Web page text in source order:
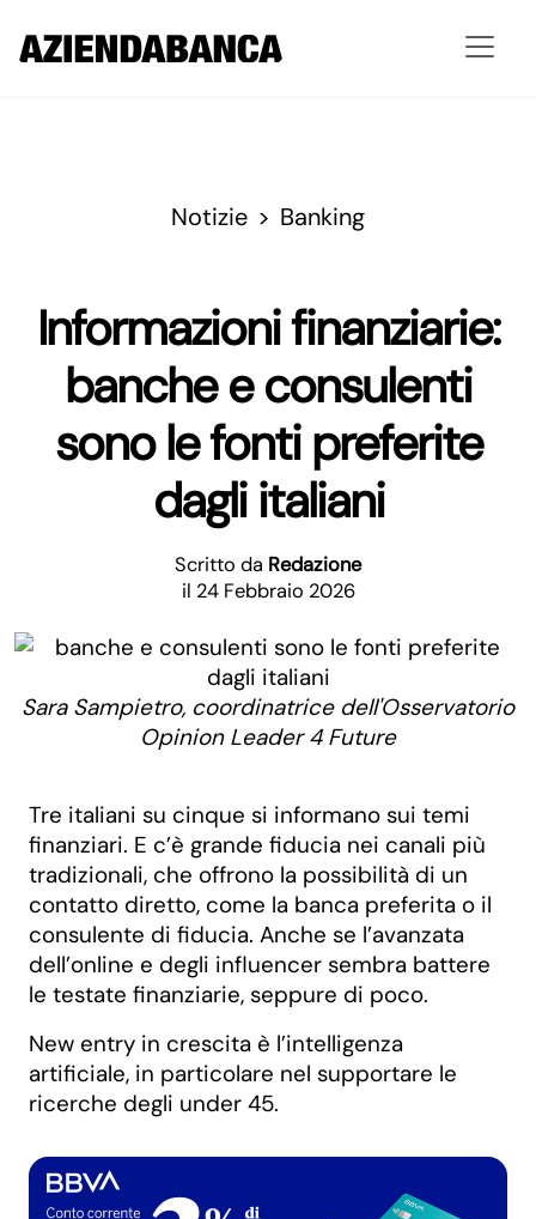
Notizie Banking
Informazioni finanziarie:
banche e consulenti
sono le fonti preferite
dagli italiani
Scritto da Redazione
il 24 Febbraio 2026
Sara Sampietro, coordinatrice dell'Osservatorio
Opinion Leader 4 Future
Tre italiani su cinque si informano sui temi
finanziari. E c’è grande fiducia nei canali più
tradizionali, che offrono la possibilità di un
contatto diretto, come la banca preferita o il
consulente di fiducia. Anche se l’avanzata
dell’online e degli influencer sembra battere
le testate finanziarie, seppure di poco.
New entry in crescita è l’intelligenza
artificiale, in particolare nel supportare le
ricerche degli under 45.